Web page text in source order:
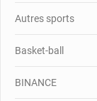
Autres sports
Basket-ball
BINANCE